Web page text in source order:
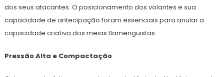
dos seus atacantes. O posicionamento dos volantes e sua
capacidade de antecipação foram essenciais para anular a
capacidade criativa dos meias flamenguistas.
Pressão Alta e Compactação